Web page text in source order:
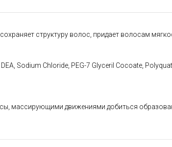
структуру волос, придает волосам
Sodium Chloride, PEG-7 Glyceril Cocoate,
массирующими движениями добиться